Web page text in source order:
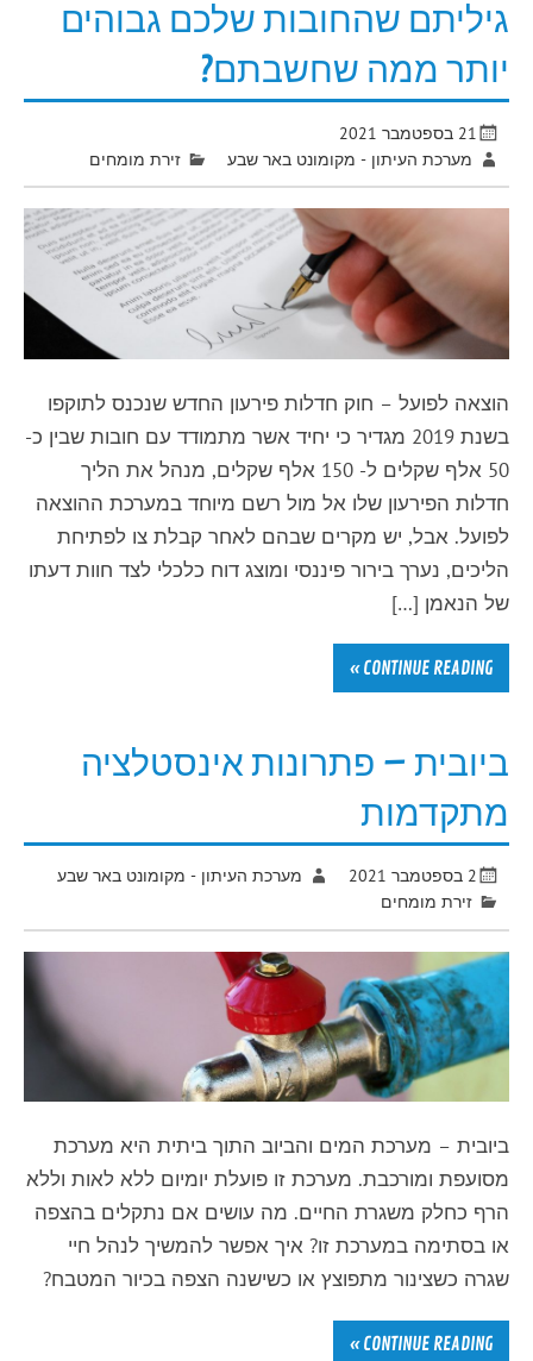
גיליתם שהחובות שלכם גבוהים
יותר ממה שחשבתם?
21 בספטמבר 2021
מערכת העיתון - מקומונט באר שבע
זירת מומחים
הוצאה לפועל – חוק חדלות פירעון החדש שנכנס לתוקפו
בשנת 2019 מגדיר כי יחיד אשר מתמודד עם חובות שבין כ-
50 אלף שקלים ל- 150 אלף שקלים, מנהל את הליך
חדלות הפירעון שלו אל מול רשם מיוחד במערכת ההוצאה
לפועל. אבל, יש מקרים שבהם לאחר קבלת צו לפתיחת
הליכים, נערך בירור פיננסי ומוצג דוח כלכלי לצד חוות דעתו
של הנאמן […]
CONTINUE READING »
ביובית – פתרונות אינסטלציה
מתקדמות
2 בספטמבר 2021
מערכת העיתון - מקומונט באר שבע
זירת מומחים
ביובית – מערכת המים והביוב התוך ביתית היא מערכת
מסועפת ומורכבת. מערכת זו פועלת יומיום ללא לאות וללא
הרף כחלק משגרת החיים. מה עושים אם נתקלים בהצפה
או בסתימה במערכת זו? איך אפשר להמשיך לנהל חיי
שגרה כשצינור מתפוצץ או כשישנה הצפה בכיור המטבח?
CONTINUE READING »